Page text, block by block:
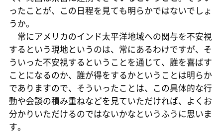
ったことが、この日程を見ても明らかではないでしょ
うか。
常にアメリカのインド太平洋地域への関与を不安視
するという現地というのは、常にあるわけですが、そ
ういった不安視するということを通じて、誰を喜ばす
ことになるのか、誰が得をするかということは明らか
でありますので、そういったことは、この具体的な行
動や会談の積み重ねなどを見ていただければ、よくお
分かりいただけるのではないかなというふうに思いま
す。